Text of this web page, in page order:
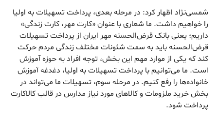
شمسی‌نژاد اظهار کرد: در مرحله بعدی، پرداخت تسهیلات به اولیا
را خواهیم داشت. ما شعاری با عنوان «کارت مهر، کارت زندگی»
داریم؛ یعنی بانک قرض‌الحسنه مهر ایران از پرداخت تسهیلات
قرض‌الحسنه‌ باید به سمت شئونات مختلف زندگی مردم حرکت
کند که یکی از موارد مهم این بخش، توجه افراد به حوزه آموزش
است. ما می‌توانیم با پرداخت تسهیلات به اولیا، دغدغه آموزش
خانواده‌ها را رفع کنیم. در مرحله سوم، تسهیلات ما می‌تواند در
بخش خرید ملزومات و کالاهای مورد نیاز مدارس در قالب کالاکارت
پرداخت شود.